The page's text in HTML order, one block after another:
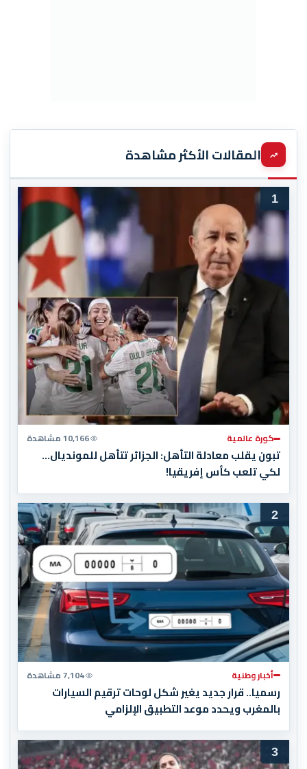
المقالات الأكثر مشاهدة
1
كورة عالمية 10,166 مشاهدة
تبون يقلب معادلة التأهل: الجزائر تتأهل للمونديال…
لكي تلعب كأس إفريقيا!
2
أخبار وطنية 7,104 مشاهدة
رسميا.. قرار جديد يغير شكل لوحات ترقيم السيارات
بالمغرب ويحدد موعد التطبيق الإلزامي
3